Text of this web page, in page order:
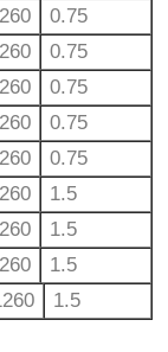
0.75
0.75
0.75
0.75
0.75
1.5
1.5
1.5
1.5